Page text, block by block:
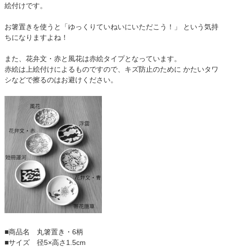
絵付けです。
お箸置きを使うと「ゆっくりていねいにいただこう！」 という気持
ちになりますよね！
また、花弁文・赤と風花は赤絵タイプとなっています。
赤絵は上絵付けによるものですので、キズ防止のために かたいタワ
シなどで擦るのはお避けください。
■商品名 丸箸置き・6柄
■サイズ 径5×高さ1.5cm